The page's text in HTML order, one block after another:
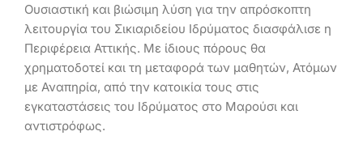
Ουσιαστική και βιώσιμη λύση για την απρόσκοπτη
λειτουργία του Σικιαριδείου Ιδρύματος διασφάλισε η
Περιφέρεια Αττικής. Με ίδιους πόρους θα
χρηματοδοτεί και τη μεταφορά των μαθητών, Ατόμων
με Αναπηρία, από την κατοικία τους στις
εγκαταστάσεις του Ιδρύματος στο Μαρούσι και
αντιστρόφως.